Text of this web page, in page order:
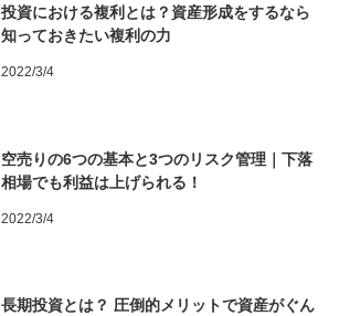
投資における複利とは？資産形成をするなら
知っておきたい複利の力
2022/3/4
空売りの6つの基本と3つのリスク管理｜下落
相場でも利益は上げられる！
2022/3/4
長期投資とは？ 圧倒的メリットで資産がぐん